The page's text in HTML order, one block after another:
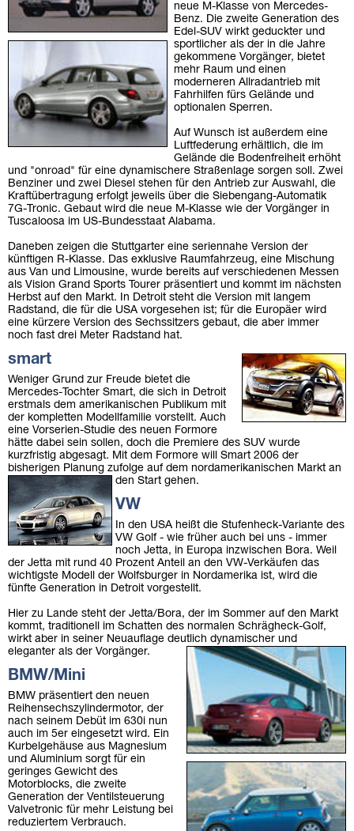
neue M-Klasse von Mercedes-
Benz. Die zweite Generation des
Edel-SUV wirkt geduckter und
sportlicher als der in die Jahre
gekommene Vorgänger, bietet
mehr Raum und einen
moderneren Allradantrieb mit
Fahrhilfen fürs Gelände und
optionalen Sperren.
Auf Wunsch ist außerdem eine
Luftfederung erhältlich, die im
Gelände die Bodenfreiheit erhöht
und "onroad" für eine dynamischere Straßenlage sorgen soll. Zwei
Benziner und zwei Diesel stehen für den Antrieb zur Auswahl, die
Kraftübertragung erfolgt jeweils über die Siebengang-Automatik
7G-Tronic. Gebaut wird die neue M-Klasse wie der Vorgänger in
Tuscaloosa im US-Bundesstaat Alabama.
Daneben zeigen die Stuttgarter eine seriennahe Version der
künftigen R-Klasse. Das exklusive Raumfahrzeug, eine Mischung
aus Van und Limousine, wurde bereits auf verschiedenen Messen
als Vision Grand Sports Tourer präsentiert und kommt im nächsten
Herbst auf den Markt. In Detroit steht die Version mit langem
Radstand, die für die USA vorgesehen ist; für die Europäer wird
eine kürzere Version des Sechssitzers gebaut, die aber immer
noch fast drei Meter Radstand hat.
smart
Weniger Grund zur Freude bietet die
Mercedes-Tochter Smart, die sich in Detroit
erstmals dem amerikanischen Publikum mit
der kompletten Modellfamilie vorstellt. Auch
eine Vorserien-Studie des neuen Formore
hätte dabei sein sollen, doch die Premiere des SUV wurde
kurzfristig abgesagt. Mit dem Formore will Smart 2006 der
bisherigen Planung zufolge auf dem nordamerikanischen Markt an
den Start gehen.
VW
In den USA heißt die Stufenheck-Variante des
VW Golf - wie früher auch bei uns - immer
noch Jetta, in Europa inzwischen Bora. Weil
der Jetta mit rund 40 Prozent Anteil an den VW-Verkäufen das
wichtigste Modell der Wolfsburger in Nordamerika ist, wird die
fünfte Generation in Detroit vorgestellt.
Hier zu Lande steht der Jetta/Bora, der im Sommer auf den Markt
kommt, traditionell im Schatten des normalen Schrägheck-Golf,
wirkt aber in seiner Neuauflage deutlich dynamischer und
eleganter als der Vorgänger.
BMW/Mini
BMW präsentiert den neuen
Reihensechszylindermotor, der
nach seinem Debüt im 630i nun
auch im 5er eingesetzt wird. Ein
Kurbelgehäuse aus Magnesium
und Aluminium sorgt für ein
geringes Gewicht des
Motorblocks, die zweite
Generation der Ventilsteuerung
Valvetronic für mehr Leistung bei
reduziertem Verbrauch.